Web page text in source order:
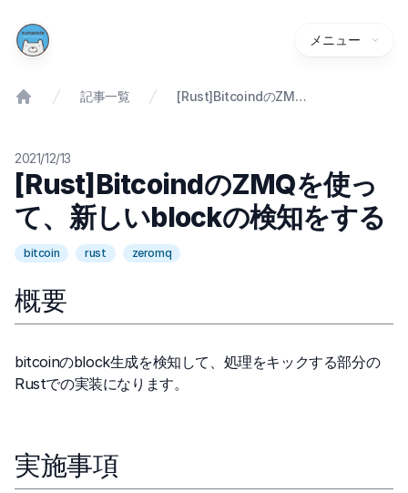
メニュー
記事一覧 [Rust]BitcoindのZMQを使って、新しいblockの検知をする
2021/12/13
[Rust]BitcoindのZMQを使っ
て、新しいblockの検知をする
bitcoin rust zeromq
概要
bitcoinのblock生成を検知して、処理をキックする部分の
Rustでの実装になります。
実施事項